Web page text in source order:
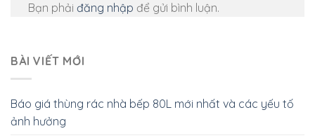
Bạn phải đăng nhập để gửi bình luận.
BÀI VIẾT MỚI
Báo giá thùng rác nhà bếp 80L mới nhất và các yếu tố
ảnh hưởng